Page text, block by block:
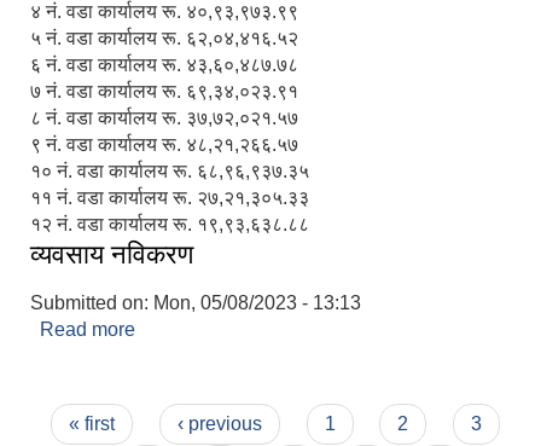
४ नं. वडा कार्यालय रू. ४०,९३,९७३.९९
५ नं. वडा कार्यालय रू. ६२,०४,४१६.५२
६ नं. वडा कार्यालय रू. ४३,६०,४८७.७८
७ नं. वडा कार्यालय रू. ६९,३४,०२३.९१
८ नं. वडा कार्यालय रू. ३७,७२,०२१.५७
९ नं. वडा कार्यालय रू. ४८,२१,२६६.५७
१० नं. वडा कार्यालय रू. ६८,९६,९३७.३५
११ नं. वडा कार्यालय रू. २७,२१,३०५.३३
१२ नं. वडा कार्यालय रू. १९,९३,६३८.८८
व्यवसाय नविकरण
Submitted on: Mon, 05/08/2023 - 13:13
Read more
Pages
« first ‹ previous 1 2
3